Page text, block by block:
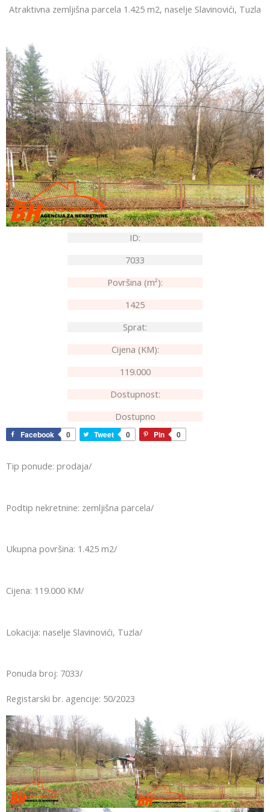
Atraktivna zemljišna parcela 1.425 m2, naselje Slavinovići, Tuzla
ID:
7033
Površina (m²):
1425
Sprat:
Cijena (KM):
119.000
Dostupnost:
Dostupno
Facebook 0 Tweet 0 Pin 0
Tip ponude: prodaja/
Podtip nekretnine: zemljišna parcela/
Ukupna površina: 1.425 m2/
Cijena: 119.000 KM/
Lokacija: naselje Slavinovići, Tuzla/
Ponuda broj: 7033/
Registarski br. agencije: 50/2023